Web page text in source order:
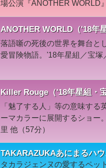
場公演『ANOTHER WORLD
ANOTHER WORLD（'18年
落語噺の死後の世界を舞台と
愛冒険物語。'18年星組／宝
Killer Rouge（'18年星組・宝
「魅了する人」等の意味す
ーマカラーに展開するショー
里 他（57分）
TAKARAZUKAあにまるハ
タカラジェンヌの愛するペッ